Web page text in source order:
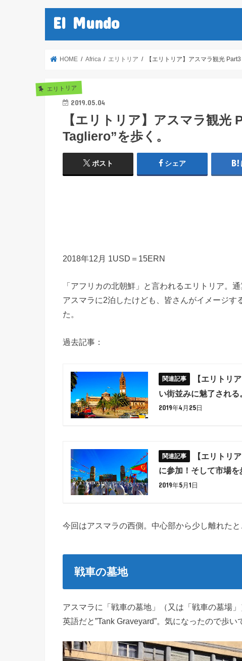
El Mundo
HOME Africa エリトリア 【エリトリア】アスマラ観光
エリトリア
2019.05.04
【エリトリア】アスマラ観光
Tagliero”を歩く。
ポスト シェア
2018年12月 1USD＝15ERN
「アフリカの北朝鮮」と言われるエリトリア。
アスマラに2泊したけども、皆さんがイメージ
た。
過去記事：
【エリトリ
い街並みに魅了される
2019年4月25日
【エリトリ
に参加！そして市場を
2019年5月1日
今回はアスマラの西側。中心部から少し離れた
戦車の墓地
アスマラに「戦車の墓地」（又は「戦車の墓場」
英語だと”Tank Graveyard”。気になったので歩い